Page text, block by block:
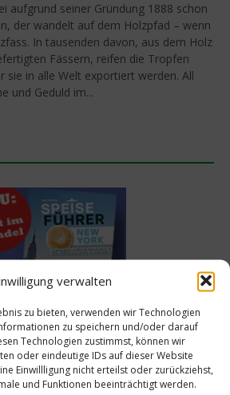
verwalten
zu bieten, verwenden wir Technologien
zu speichern und/oder darauf
Technologien zustimmst, können wir
oder eindeutige IDs auf dieser Website
Einwillligung nicht erteilst oder zurückziehst,
und Funktionen beeinträchtigt werden.
aufgrund seiner Gründung 1888 schon
der wandelt auf dem Holzpfad – wenn
In tausenden davon, aus dem Holz
Fässern, reifen die Tropfen
sie in alle Welt exportiert werden. All
und Geduld im...